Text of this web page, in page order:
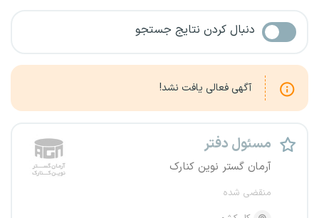
دنبال کردن نتایج جستجو
آگهی فعالی یافت نشد!
مسئول دفتر
آرمان گستر نوین کنارک
منقضی شده